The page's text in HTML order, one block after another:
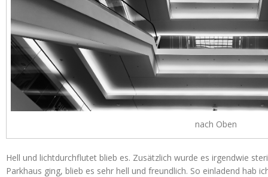
nach Oben
Hell und lichtdurchflutet blieb es. Zusätzlich wurde es irgendwie
Parkhaus ging, blieb es sehr hell und freundlich. So einladend hab